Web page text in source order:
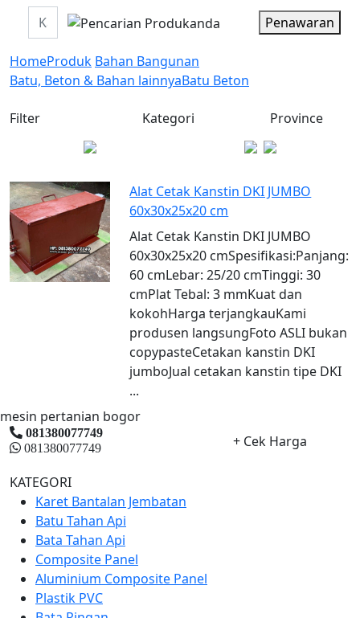
Penawaran
HomeProduk Bahan Bangunan
Batu, Beton & Bahan lainnyaBatu Beton
Filter Kategori Province
Alat Cetak Kanstin DKI JUMBO
60x30x25x20 cm
Alat Cetak Kanstin DKI JUMBO
60x30x25x20 cmSpesifikasi:Panjang:
60 cmLebar: 25/20 cmTinggi: 30
cmPlat Tebal: 3 mmKuat dan
kokohHarga terjangkauKami
produsen langsungFoto ASLI bukan
copypasteCetakan kanstin DKI
jumboJual cetakan kanstin tipe DKI
...
mesin pertanian bogor
081380077749
081380077749
+ Cek Harga
KATEGORI
Karet Bantalan Jembatan
Batu Tahan Api
Bata Tahan Api
Composite Panel
Aluminium Composite Panel
Plastik PVC